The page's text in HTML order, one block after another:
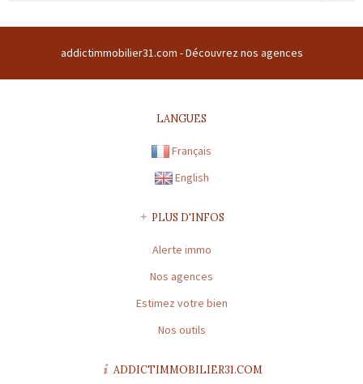
Forme sociale : SARL | Numero TVA Intracommunautaire :
Capital : * | Caisse garantie financière : GALIAN | Montant garantie
Préfecture de délivrance de la carte professionnelle : TOULOUSE |
* : information non renseignée
addictimmobilier31.com -Découvrez nos agences
LANGUES
Français
English
PLUS D'INFOS
Alerte immo
Nos agences
Estimez votre bien
Nos outils
ADDICTIMMOBILIER31.COM